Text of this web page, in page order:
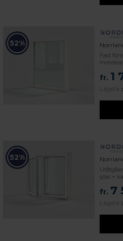
fokus på kvalitet, omtanke
52%
Fast
fr. 1
Lägsta
52%
glas +
fr. 7
Lägsta